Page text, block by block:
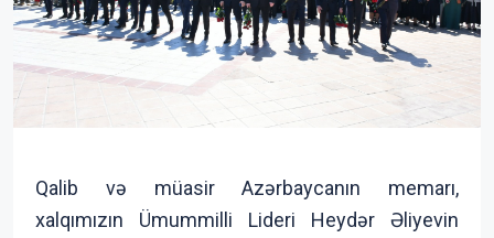
Qalib və müasir Azərbaycanın memarı,
xalqımızın Ümummilli Lideri Heydər Əliyevin